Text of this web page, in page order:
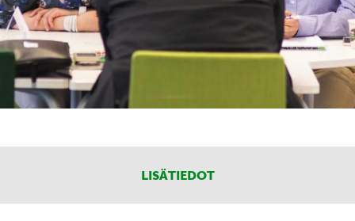
LISÄTIEDOT